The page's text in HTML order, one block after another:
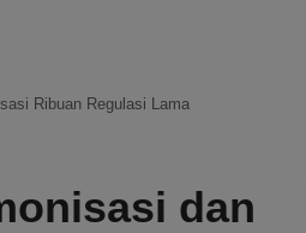
Ribuan Regulasi Lama
dan